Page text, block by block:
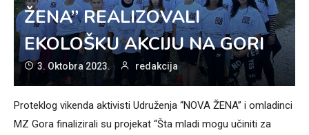
ŽENA” REALIZOVALI
EKOLOŠKU AKCIJU NA GORI
3. Oktobra 2023. redakcija
Proteklog vikenda aktivisti Udruženja “NOVA ŽENA” i omladinci
MZ Gora finalizirali su projekat “Šta mladi mogu učiniti za